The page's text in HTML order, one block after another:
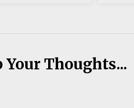
Your Thoughts...